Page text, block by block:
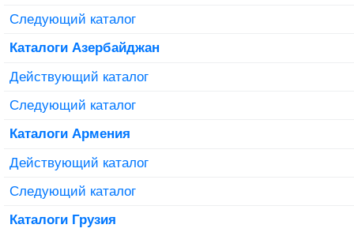
Следующий каталог
Каталоги Азербайджан
Действующий каталог
Следующий каталог
Каталоги Армения
Действующий каталог
Следующий каталог
Каталоги Грузия